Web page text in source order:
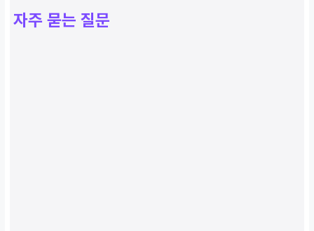
자주 묻는 질문